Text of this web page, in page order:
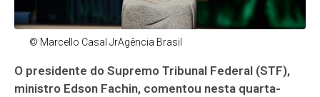
© Marcello Casal JrAgência Brasil
O presidente do Supremo Tribunal Federal (STF),
ministro Edson Fachin, comentou nesta quarta-